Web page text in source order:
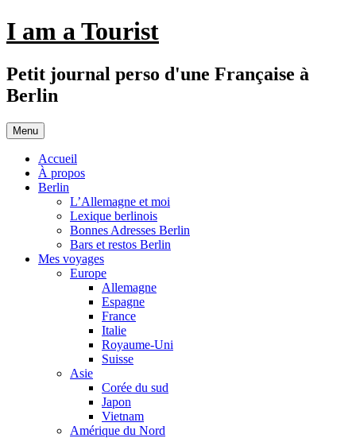
Aller
au
I am a Tourist
Petit journal perso d'une Française à
Berlin
Menu
Accueil
À propos
Berlin
L’Allemagne et moi
Lexique berlinois
Bonnes Adresses Berlin
Bars et restos Berlin
Mes voyages
Europe
Allemagne
Espagne
France
Italie
Royaume-Uni
Suisse
Asie
Corée du sud
Japon
Vietnam
Amérique du Nord